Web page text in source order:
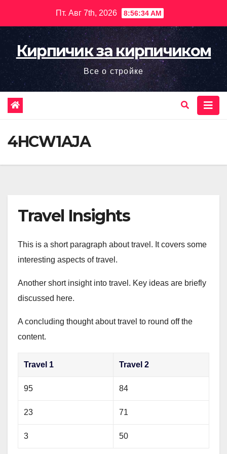
содержимому
Пт. Авг 7th, 2026 8:56:35 AM
Кирпичик за кирпичиком
Все о стройке
4HCW1AJA
Travel Insights
This is a short paragraph about travel. It covers some
interesting aspects of travel.
Another short insight into travel. Key ideas are briefly
discussed here.
A concluding thought about travel to round off the
content.
Travel 1 Travel 2
95 84
23 71
3 50